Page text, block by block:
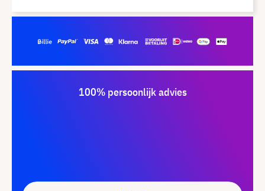
100% persoonlijk advies